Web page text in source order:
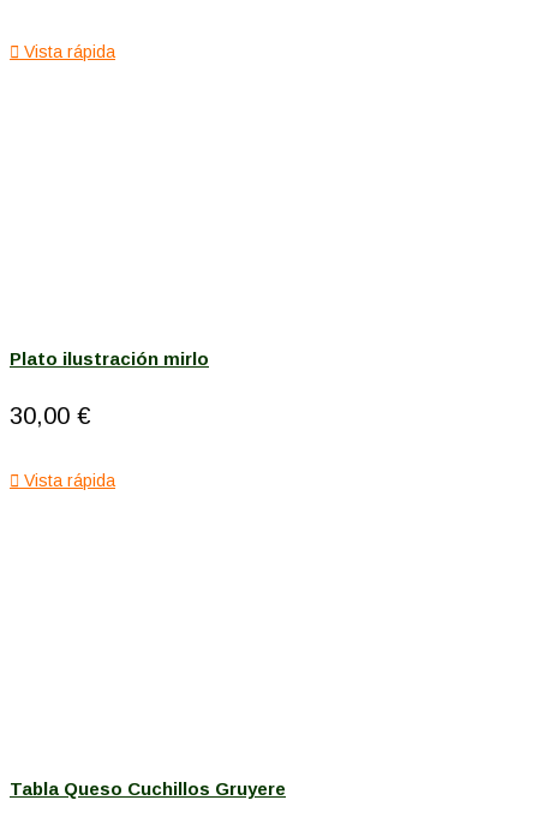
 Vista rápida
Plato ilustración mirlo
30,00 €
 Vista rápida
Tabla Queso Cuchillos Gruyere